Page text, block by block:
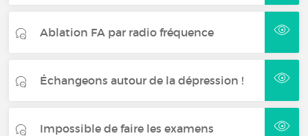
Ablation FA par radio fréquence
Échangeons autour de la dépression !
Impossible de faire les examens